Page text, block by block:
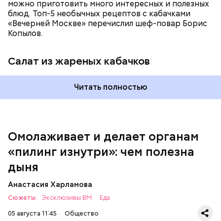
можно приготовить много интересных и полезных
блюд. Топ-5 необычных рецептов с кабачками
«Вечерней Москве» перечислил шеф-повар Борис
Копылов.
Салат из жареных кабачков
Читать полностью
Омолаживает и делает органам
«пилинг изнутри»: чем полезна
дыня
Анастасия Харламова
Сюжеты: Эксклюзивы ВМ
Еда
05 августа 11:45
Общество
кремний — укрепляет кости, зубы, волосы и
ногти и оказывает омолаживающее действие;
клетчатка — достаточно нежная и забирает
излишки холестерина, сахара и соли тяжелых
фолиевая кислота (в большом количестве) —
она необходима беременным женщинам,
чтобы формировалась нервная трубка у
плода. Также ее рекомендуют принимать для
снижения уровня гомоцистеина — это
— В момент стресса он держит сосуды под
контролем и контролирует более 300 реакций
нашего организма. Также положительно влияет на
нервную систему, успокаивает, предотвращает
Вред дыни
А врач-эндокринолог Алексей Калинчев рассказал,
что существует множество блюд, где используют